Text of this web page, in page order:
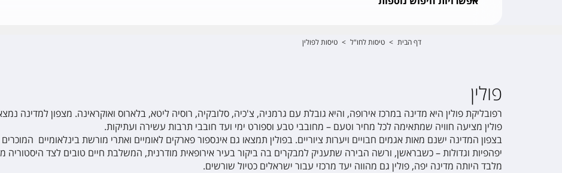
דף הבית > טיסות לחו"ל > טיסות לפולין
פולין
רפובליקת פולין היא מדינה במרכז אירופה, והיא גובלת עם גרמניה, צ'כיה, סלובקיה, רוסיה ליטא, בלארוס ואוקראינה. מצפון למדינה
פולין מציעה חוויה שמתאימה לכל מחיר וטעם – מחובבי טבע וספורט ימי ועד חובבי תרבות עשירה ועתיקות.
בצפון המדינה ישנם מאות אגמים חבויים ויערות ציוריים. בפולין תמצאו גם אינספור פארקים לאומיים ואתרי מורשת בינלאומיים
יפהפיות וגדולות – כשבראשן, ורשה הבירה שתעניק למבקרים בה ביקור בעיר אירופאית מודרנית, המשלבת חיים טובים לצד היסטוריה
מלבד היותה מדינה יפה, פולין גם מהווה יעד מרכזי עבור ישראלים כטיול שורשים.